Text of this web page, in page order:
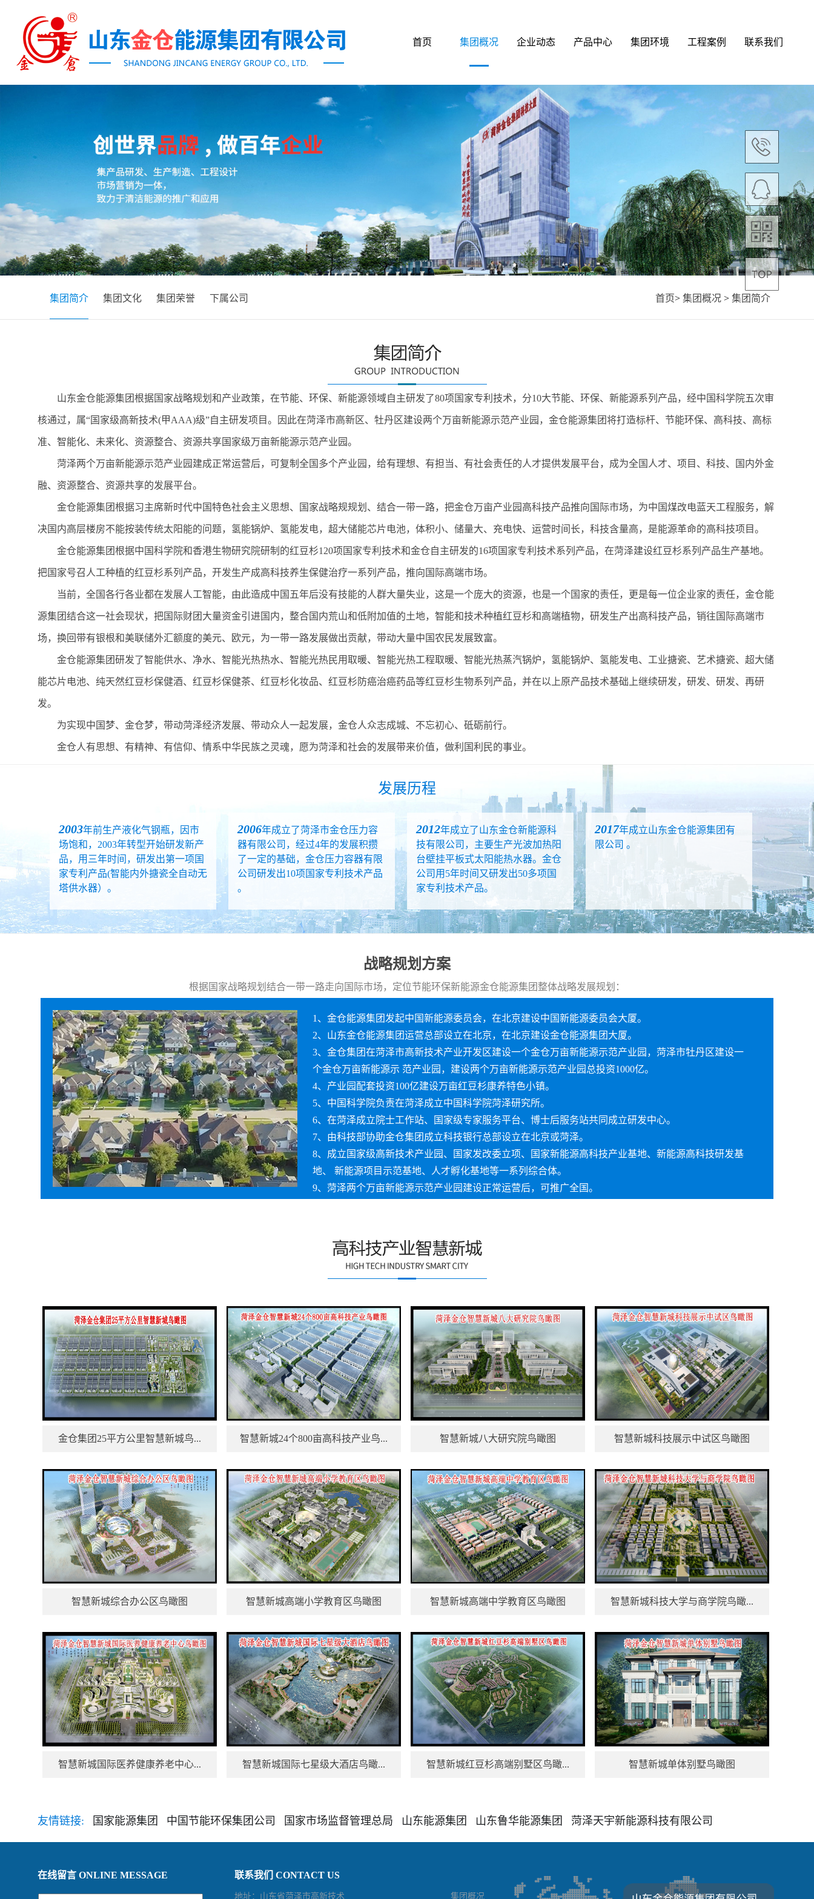
首页 集团概况 企业动态 产品中心 集团环境 工程案例 联系我们
集团简介 集团文化 集团荣誉 下属公司 首页> 集团概况 > 集团简介
山东金仓能源集团根据国家战略规划和产业政策，在节能、环保、新能源领域自主研发了80项国家专利技术，分10大节能、环保、新能源系列产品，经中国科学院五次审
核通过，属“国家级高新技术(甲AAA)级”自主研发项目。因此在菏泽市高新区、牡丹区建设两个万亩新能源示范产业园，金仓能源集团将打造标杆、节能环保、高科技、高标
准、智能化、未来化、资源整合、资源共享国家级万亩新能源示范产业园。
菏泽两个万亩新能源示范产业园建成正常运营后，可复制全国多个产业园，给有理想、有担当、有社会责任的人才提供发展平台，成为全国人才、项目、科技、国内外金
融、资源整合、资源共享的发展平台。
金仓能源集团根据习主席新时代中国特色社会主义思想、国家战略规规划、结合一带一路，把金仓万亩产业园高科技产品推向国际市场，为中国煤改电蓝天工程服务，解
决国内高层楼房不能按装传统太阳能的问题，氢能锅炉、氢能发电，超大储能芯片电池，体积小、储量大、充电快、运营时间长，科技含量高，是能源革命的高科技项目。
金仓能源集团根据中国科学院和香港生物研究院研制的红豆杉120项国家专利技术和金仓自主研发的16项国家专利技术系列产品，在菏泽建设红豆杉系列产品生产基地。
把国家号召人工种植的红豆杉系列产品，开发生产成高科技养生保健治疗一系列产品，推向国际高端市场。
当前，全国各行各业都在发展人工智能，由此造成中国五年后没有技能的人群大量失业，这是一个庞大的资源，也是一个国家的责任，更是每一位企业家的责任，金仓能
源集团结合这一社会现状，把国际财团大量资金引进国内，整合国内荒山和低附加值的土地，智能和技术种植红豆杉和高端植物，研发生产出高科技产品，销往国际高端市
场，换回带有银根和美联储外汇额度的美元、欧元，为一带一路发展做出贡献，带动大量中国农民发展致富。
金仓能源集团研发了智能供水、净水、智能光热热水、智能光热民用取暖、智能光热工程取暖、智能光热蒸汽锅炉，氢能锅炉、氢能发电、工业搪瓷、艺术搪瓷、超大储
能芯片电池、纯天然红豆杉保健酒、红豆杉保健茶、红豆杉化妆品、红豆杉防癌治癌药品等红豆杉生物系列产品，并在以上原产品技术基础上继续研发，研发、研发、再研
发。
为实现中国梦、金仓梦，带动菏泽经济发展、带动众人一起发展，金仓人众志成城、不忘初心、砥砺前行。
金仓人有思想、有精神、有信仰、情系中华民族之灵魂，愿为菏泽和社会的发展带来价值，做利国利民的事业。
发展历程
2003年前生产液化气钢瓶，因市
场饱和，2003年转型开始研发新产
品，用三年时间，研发出第一项国
家专利产品(智能内外搪瓷全自动无
塔供水器）。
2006年成立了菏泽市金仓压力容
器有限公司，经过4年的发展积攒
了一定的基础，金仓压力容器有限
公司研发出10项国家专利技术产品
。
2012年成立了山东金仓新能源科
技有限公司，主要生产光波加热阳
台壁挂平板式太阳能热水器。金仓
公司用5年时间又研发出50多项国
家专利技术产品。
2017年成立山东金仓能源集团有
限公司 。
战略规划方案
根据国家战略规划结合一带一路走向国际市场，定位节能环保新能源金仓能源集团整体战略发展规划：
1、金仓能源集团发起中国新能源委员会，在北京建设中国新能源委员会大厦。
2、山东金仓能源集团运营总部设立在北京，在北京建设金仓能源集团大厦。
3、金仓集团在菏泽市高新技术产业开发区建设一个金仓万亩新能源示范产业园，菏泽市牡丹区建设一
个金仓万亩新能源示 范产业园，建设两个万亩新能源示范产业园总投资1000亿。
4、产业园配套投资100亿建设万亩红豆杉康养特色小镇。
5、中国科学院负责在菏泽成立中国科学院菏泽研究所。
6、在菏泽成立院士工作站、国家级专家服务平台、博士后服务站共同成立研发中心。
7、由科技部协助金仓集团成立科技银行总部设立在北京或菏泽。
8、成立国家级高新技术产业园、国家发改委立项、国家新能源高科技产业基地、新能源高科技研发基
地、 新能源项目示范基地、人才孵化基地等一系列综合体。
9、菏泽两个万亩新能源示范产业园建设正常运营后，可推广全国。
金仓集团25平方公里智慧新城鸟... 智慧新城24个800亩高科技产业鸟... 智慧新城八大研究院鸟瞰图 智慧新城科技展示中试区鸟瞰图
智慧新城综合办公区鸟瞰图 智慧新城高端小学教育区鸟瞰图 智慧新城高端中学教育区鸟瞰图 智慧新城科技大学与商学院鸟瞰...
智慧新城国际医养健康养老中心... 智慧新城国际七星级大酒店鸟瞰... 智慧新城红豆杉高端别墅区鸟瞰... 智慧新城单体别墅鸟瞰图
友情链接: 国家能源集团 中国节能环保集团公司 国家市场监督管理总局 山东能源集团 山东鲁华能源集团 菏泽天宇新能源科技有限公司
在线留言 ONLINE MESSAGE 联系我们 CONTACT US
地址：山东省菏泽市高新技术 集团概况